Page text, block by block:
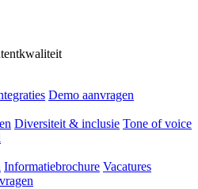
Demo aanvragen
Diversiteit & inclusie Tone of voice
Informatiebrochure Vacatures